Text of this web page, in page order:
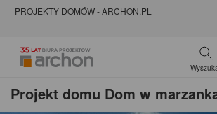
PROJEKTY DOMÓW - ARCHON.PL
Projekt domu Dom w